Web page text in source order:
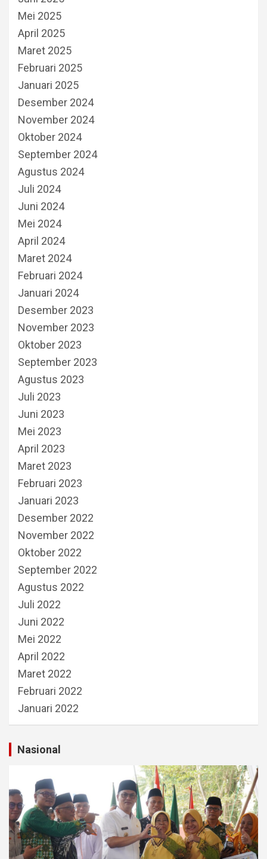
Mei 2025
April 2025
Maret 2025
Februari 2025
Januari 2025
Desember 2024
November 2024
Oktober 2024
September 2024
Agustus 2024
Juli 2024
Juni 2024
Mei 2024
April 2024
Maret 2024
Februari 2024
Januari 2024
Desember 2023
November 2023
Oktober 2023
September 2023
Agustus 2023
Juli 2023
Juni 2023
Mei 2023
April 2023
Maret 2023
Februari 2023
Januari 2023
Desember 2022
November 2022
Oktober 2022
September 2022
Agustus 2022
Juli 2022
Juni 2022
Mei 2022
April 2022
Maret 2022
Februari 2022
Januari 2022
Nasional